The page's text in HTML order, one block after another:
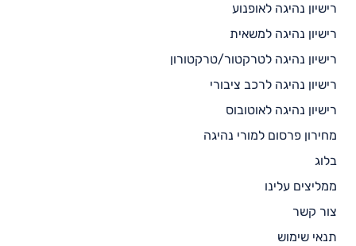
רישיון נהיגה לאופנוע
רישיון נהיגה למשאית
רישיון נהיגה לטרקטור/טרקטורון
רישיון נהיגה לרכב ציבורי
רישיון נהיגה לאוטובוס
מחירון פרסום למורי נהיגה
בלוג
ממליצים עלינו
צור קשר
תנאי שימוש